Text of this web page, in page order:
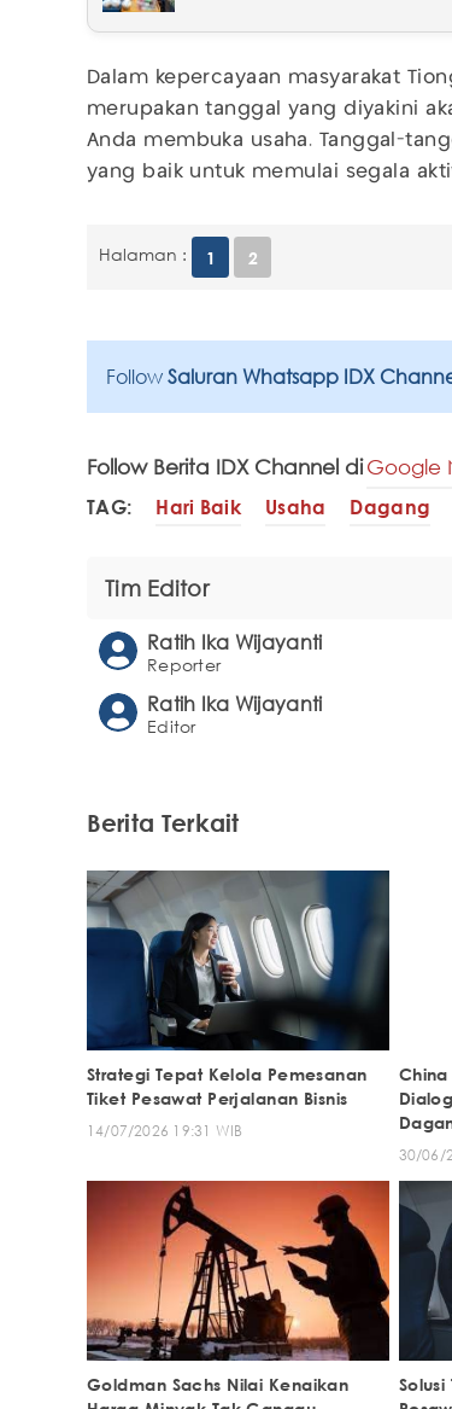
Dalam kepercayaan masyarakat
merupakan tanggal yang diyakini
Anda membuka usaha. Tanggal-
yang baik untuk memulai segala
Halaman : 1 2
Follow Saluran Whatsapp IDX
Follow Berita IDX Channel diGoogle
TAG: Hari Baik Usaha Dagang
Tim Editor
Ratih Ika Wijayanti
Reporter
Ratih Ika Wijayanti
Editor
Berita Terkait
Strategi Tepat Kelola Pemesanan
Tiket Pesawat Perjalanan Bisnis
14/07/2026 19:31 WIB
30/06/
Goldman Sachs Nilai Kenaikan